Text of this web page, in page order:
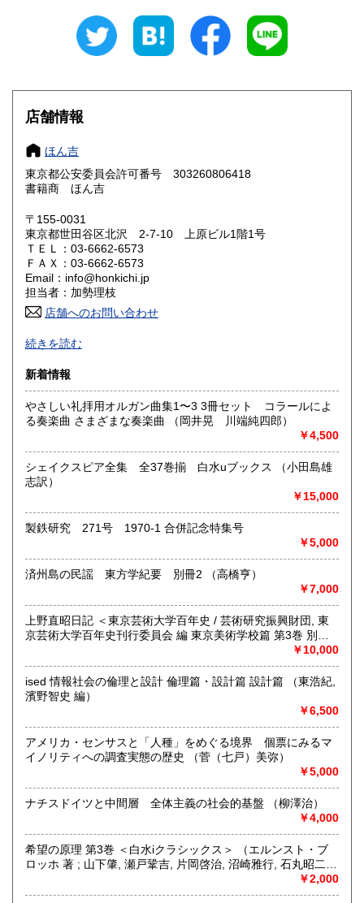
185円 三重県
大阪府
奈良県
鳥取県 185円 島根県
岡山県
山口県 185円
香川県 185円
高知県 185円
佐賀県
熊本県 185円 大分県 185円
宮崎県 185円 鹿児島県
185円
店舗情報
ほん吉
東京都公安委員会許可番号 303260806418
書籍商 ほん吉
〒155-0031
東京都世田谷区北沢 2-7-10 上原ビル1階1号
ＴＥＬ：03-6662-6573
ＦＡＸ：03-6662-6573
Email：info@honkichi.jp
担当者：加勢理枝
店舗へのお問い合わせ
ごはんの炊き方から人生の危機まで。
出版年を問わず、社会や自分について考える友となる本、生
沿線名：小田急線/京王井の頭線
最寄駅：下北沢駅 南口徒歩3分 「北沢タウンホール」正面
入り口前
定休日：月曜日
書籍の買取について
●店頭買取いたします。営業時間中に直接お持ち下さい。ご予
約等は必要ありません。担当者が留守の場合には、お預かり
●大量の場合は、出張買取致します。本の所在地、大体の量や
内容をお知らせ下さい。ご予約の日に現地に担当者が参りま
●遠方の方、ご多忙の方は、宅配便着払いによる買取もしてお
ります。あらかじめ量や内容をご連絡頂き、当店から送付致
します必要書類・伝票をご利用下さい。お支払いは指定口座
への振込、店頭支払をお選び頂けます。
取り扱い分野
哲学宗教、社会科学、自然科学、美術工芸、外国文学、近代
文献、趣味、古書一般（その他）
フェミニズム、クィア・スタディーズ等ジェンダー研究。精
続きを読む
新着情報
やさしい礼拝用オルガン曲集1〜3 3冊セット コラールによ
る奏楽曲 さまざまな奏楽曲 （岡井晃 川端純四郎）
￥4,500
シェイクスピア全集 全37巻揃 白水uブックス （小田島雄
志訳）
￥15,000
製鉄研究 271号 1970-1 合併記念特集号
￥5,000
済州島の民謡 東方学紀要 別冊2 （高橋亨）
￥7,000
上野直昭日記 ＜東京芸術大学百年史 / 芸術研究振興財団, 東
京芸術大学百年史刊行委員会 編 東京美術学校篇 第3巻 別巻
￥10,000
ised 情報社会の倫理と設計 倫理篇・設計篇 設計篇 （東浩紀,
濱野智史 編）
￥6,500
アメリカ・センサスと「人種」をめぐる境界 個票にみるマ
イノリティへの調査実態の歴史 （菅（七戸）美弥）
￥5,000
ナチスドイツと中間層 全体主義の社会的基盤 （柳澤治）
￥4,000
希望の原理 第3巻 ＜白水iクラシックス＞ （エルンスト・ブ
ロッホ 著 ; 山下肇, 瀬戸鞏吉, 片岡啓治, 沼崎雅行, 石丸昭二,
￥2,000